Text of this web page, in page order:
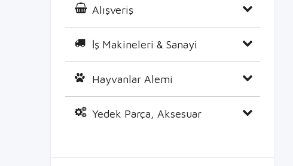
Alışveriş
İş Makineleri & Sanayi
Hayvanlar Alemi
Yedek Parça, Aksesuar